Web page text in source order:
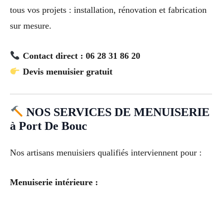
tous vos projets : installation, rénovation et fabrication
sur mesure.
Contact direct : 06 28 31 86 20
Devis menuisier gratuit
NOS SERVICES DE MENUISERIE
à Port De Bouc
Nos artisans menuisiers qualifiés interviennent pour :
Menuiserie intérieure :